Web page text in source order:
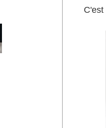
C'est